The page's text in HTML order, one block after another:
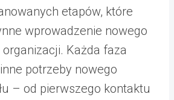
etapów, które
wprowadzenie nowego
Każda faza
potrzeby nowego
– od pierwszego kontaktu